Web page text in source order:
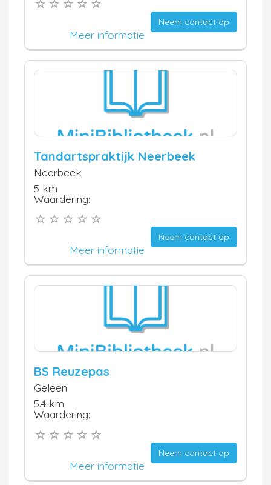
Neem contact op
Meer informatie
Tandartspraktijk Neerbeek
Neerbeek
5 km
Waardering:
Neem contact op
Meer informatie
BS Reuzepas
Geleen
5.4 km
Waardering:
Neem contact op
Meer informatie